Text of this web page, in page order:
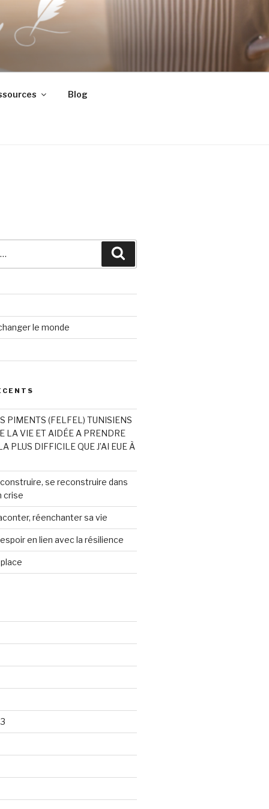
Blog
le monde
PIMENTS (FELFEL) TUNISIENS
LA VIE ET AIDÉE A PRENDRE
PLUS DIFFICILE QUE J’AI EUE À
se reconstruire dans
crise
réenchanter sa vie
en lien avec la résilience